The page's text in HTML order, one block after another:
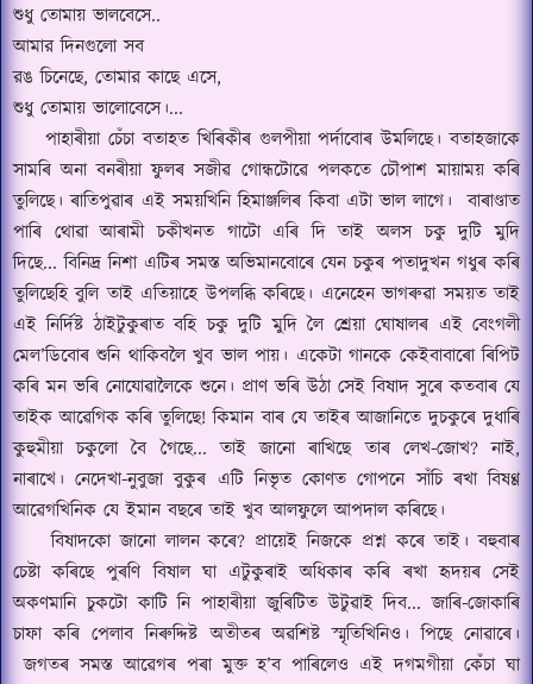
শুধু তোমায় ভালবেসে..
আমার দিনগুলো সব
রঙ চিনেছে, তোমার কাছে এসে,
শুধু তোমায় ভালোবেসে।...
পাহাৰীয়া চেঁচা বতাহত খিৰিকীৰ গুলপীয়া পর্দাবোৰ উমলিছে। বতাহজাকে
সামৰি অনা বনৰীয়া ফুলৰ সজীৱ গোন্ধটোৱে পলকতে চৌপাশ মায়াময় কৰি
তুলিছে। ৰাতিপুৱাৰ এই সময়খিনি হিমাঞ্জলিৰ কিবা এটা ভাল লাগে।
বাৰাণ্ডাত
পাৰি থোৱা আৰামী চকীখনত গাটো এৰি দি তাই অলস চকু দুটি মুদি
দিছে...বিনিদ্র নিশা এটিৰ সমস্ত অভিমানবোৰে যেন চকুৰ পতাদুখন গধুৰ কৰি
তুলিছেহিবুলি তাই এতিয়াহে উপলব্ধি কৰিছে। এনেহেন ভাগৰুৱা সময়ত তাই
এই নির্দিষ্ট ঠাইটুকুৰাত বহি চকু দুটি মুদি লৈ শ্রেয়া ঘোষালৰ এই বেংগলী
মেল’ডিবোৰ শুনি থাকিবলৈ খুব ভাল পায়। একেটা গানকে কেইবাবাৰো ৰিপিট
কৰি মন ভৰি নোযোৱালৈকে শুনে। প্রাণ ভৰি উঠা সেই বিষাদ সুৰে কতবাৰ যে
তাইক আৱেগিক কৰি তুলিছে! কিমান বাৰ যে তাইৰ আজানিতে দুচকুৰে দুধাৰি
কুহুমীয়া চকুলো বৈ গৈছে...তাই জানো ৰাখিছে তাৰ লেখ-জোখ?নাই,
নাৰাখে। নেদেখা-নুবুজা বুকুৰ এটি নিভৃত কোণত গোপনে সাঁচি ৰখা বিষণ্ণ
আৱেগখিনিক যে ইমান বছৰে তাই খুব আলফুলে আপদাল কৰিছে।
বিষাদকো জানো লালন কৰে? প্রায়েই নিজকে প্রশ্ন কৰে তাই। বহুবাৰ
চেষ্টা কৰিছে পুৰণি বিষাল ঘা এটুকুৰাই অধিকাৰ কৰি ৰখা হৃদয়ৰ সেই
অকণমানি চুকটো কাটি নি পাহাৰীয়া জুৰিটিত উটুৱাই দিব...জাৰি-জোকাৰি
চাফা কৰি পেলাব নিৰুদ্দিষ্ট অতীতৰ অৱশিষ্ট স্মৃতিখিনিও। পিছে নোৱাৰে।
জগতৰ সমস্ত আৱেগৰ পৰা মুক্ত হ’ব পাৰিলেও এই দগমগীয়া কেঁচা ঘা